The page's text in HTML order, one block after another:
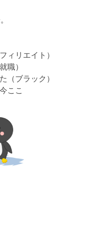
ィリエイト）
職）
（ブラック）
ここ